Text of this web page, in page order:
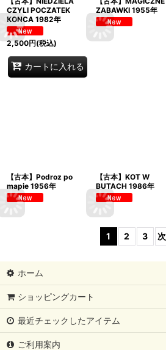
CZYLI POCZATEK
KONCA 1982年
2,500円(税込)
カートに入れる
ZABAWKI 1955年
【古本】Podroz po
mapie 1956年
【古本】KOT W
BUTACH 1986年
1 2 3 次
ホーム
ショッピングカート
最近チェックしたアイテム
ご利用案内